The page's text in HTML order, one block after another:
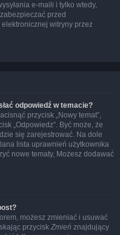
e-maili i tylko wtedy,
przed
witryny przez
odpowiedź w temacie?
przycisk „Nowy temat”,
„Odpowiedz”. Być może, że
się zarejestrować. Na dole
lista uprawnień użytkownika
nowe tematy, Możesz dodawać
możesz zmieniać i usuwać
przycisk Zmień znajdujący